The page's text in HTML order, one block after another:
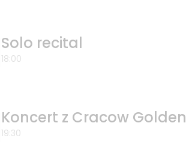
Solo recital
18:00
Koncert z Cracow
19:30